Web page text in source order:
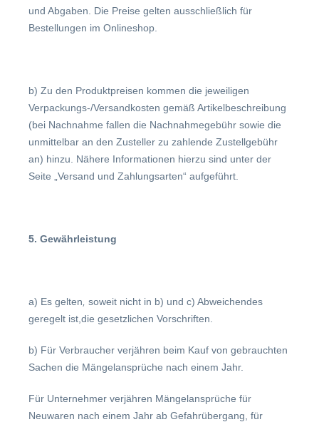
und Abgaben. Die Preise gelten ausschließlich für
Bestellungen im Onlineshop.
b) Zu den Produktpreisen kommen die jeweiligen
Verpackungs-/Versandkosten gemäß Artikelbeschreibung
(bei Nachnahme fallen die Nachnahmegebühr sowie die
unmittelbar an den Zusteller zu zahlende Zustellgebühr
an) hinzu. Nähere Informationen hierzu sind unter der
Seite „Versand und Zahlungsarten“ aufgeführt.
5. Gewährleistung
a) Es gelten soweit nicht in b) und c) Abweichendes
geregelt ist,die gesetzlichen Vorschriften.
b) Für Verbraucher verjähren beim Kauf von gebrauchten
Sachen die Mängelansprüche nach einem Jahr.
Für Unternehmer verjähren Mängelansprüche für
Neuwaren nach einem Jahr ab Gefahrübergang, für